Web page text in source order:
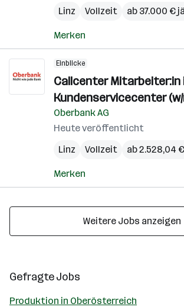
Linz
Vollzeit ab 37.000 €
Merken
Einblicke
Callcenter Mitarbeiter:in
Kundenservicecenter (w/
Oberbank AG
Heute veröffentlicht
Linz
Vollzeit ab 2.528,04
Merken
Weitere Jobs anzeigen
Gefragte Jobs
Produktion in Oberösterreich